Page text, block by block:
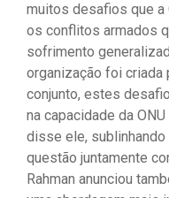
muitos desafios que a
os conflitos armados
sofrimento
organização foi criada
conjunto, estes
na capacidade da
disse ele,
questão juntamente
Rahman anunciou